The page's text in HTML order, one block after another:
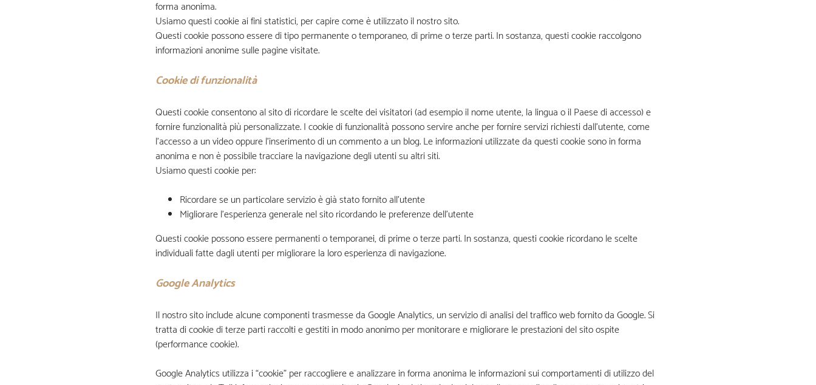
forma anonima.
Usiamo questi cookie ai fini statistici, per capire come è utilizzato il nostro sito.
Questi cookie possono essere di tipo permanente o temporaneo, di prime o terze parti. In sostanza, questi cookie raccolgono
informazioni anonime sulle pagine visitate.
Cookie di funzionalità
Questi cookie consentono al sito di ricordare le scelte dei visitatori (ad esempio il nome utente, la lingua o il Paese di accesso) e
fornire funzionalità più personalizzate. I cookie di funzionalità possono servire anche per fornire servizi richiesti dall’utente, come
l’accesso a un video oppure l’inserimento di un commento a un blog. Le informazioni utilizzate da questi cookie sono in forma
anonima e non è possibile tracciare la navigazione degli utenti su altri siti.
Usiamo questi cookie per:
Ricordare se un particolare servizio è già stato fornito all’utente
Migliorare l’esperienza generale nel sito ricordando le preferenze dell’utente
Questi cookie possono essere permanenti o temporanei, di prime o terze parti. In sostanza, questi cookie ricordano le scelte
individuali fatte dagli utenti per migliorare la loro esperienza di navigazione.
Google Analytics
Il nostro sito include alcune componenti trasmesse da Google Analytics, un servizio di analisi del traffico web fornito da Google. Si
tratta di cookie di terze parti raccolti e gestiti in modo anonimo per monitorare e migliorare le prestazioni del sito ospite
(performance cookie).
Google Analytics utilizza i “cookie” per raccogliere e analizzare in forma anonima le informazioni sui comportamenti di utilizzo del